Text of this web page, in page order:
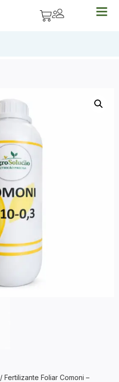
/ Fertilizante Foliar Comoni –